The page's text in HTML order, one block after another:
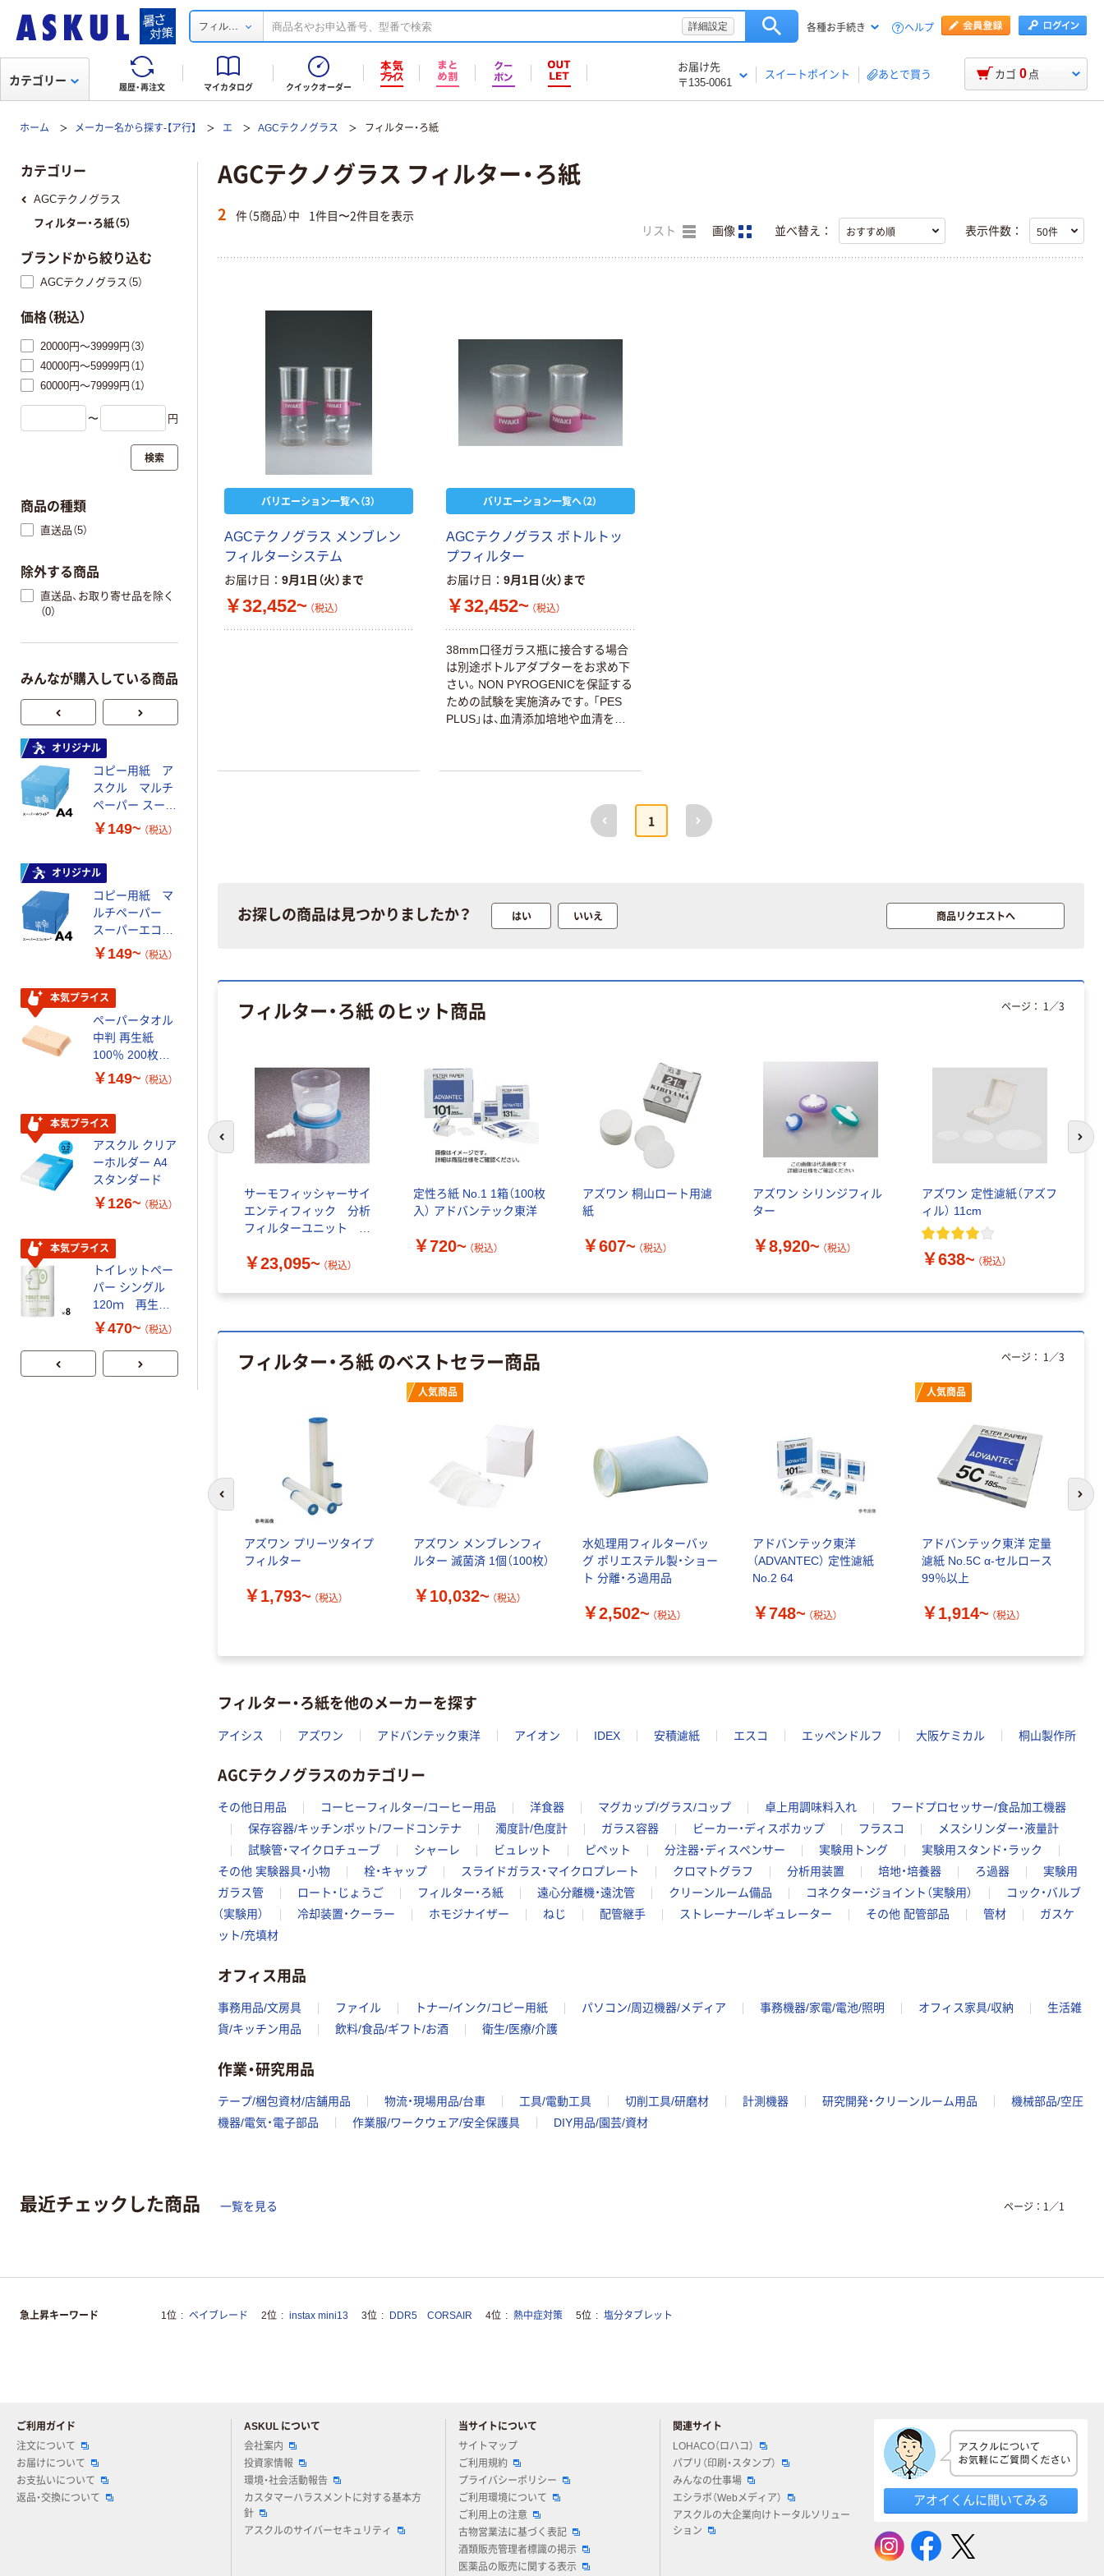
フィル... 詳細設定 各種お手続き ヘルプ
履歴・再注文 マイカタログ クイックオーダー
お届け先
〒135-0061
スイートポイント あとで買う
カテゴリー カゴ 0 点
ホーム メーカー名から探す-【ア行】 エ AGCテクノグラス フィルター・ろ紙
AGCテクノグラス フィルター・ろ紙
2 件（5商品）中 1件目〜2件目を表示
リスト 画像 並べ替え： 表示件数：
バリエーション一覧へ（3）
AGCテクノグラス メンブレン
フィルターシステム
お届け日 9月1日（火）まで
￥32,452~ （税込）
バリエーション一覧へ（2）
AGCテクノグラス ボトルトッ
プフィルター
お届け日 9月1日（火）まで
￥32,452~ （税込）
38mm口径ガラス瓶に接合する場合
は別途ボトルアダプターをお求め下
さい。NON PYROGENICを保証する
ための試験を実施済みです。「PES
PLUS」は、血清添加培地や血清を濾
PLUS（ポリエーテルスルフォン）で
0.22um。LAL testでエンドトキシン
レベルが0.5EU/mL以下を、NON
PYROGENICの製品としておりま
前へ
1
次へ
お探しの商品は見つかりましたか？ はい いいえ 商品リクエストへ
フィルター・ろ紙 のヒット商品
ク東洋_1
￥24,759~
サーモフィッシャーサイ
エンティフィック 分析
フィルターユニット 滅
￥23,095~ （税込）
定性ろ紙 No.1 1箱（100枚
入） アドバンテック東洋
￥720~ （税込）
アズワン 桐山ロート用濾
紙
￥607~ （税込）
アズワン シリンジフィル
ター
￥8,920~ （税込）
アズワン 定性濾紙（アズフ
ィル） 11cm
￥638~ （税込）
ページ： 1 ／3
前のスライドへ 次
フィルター・ろ紙 のベストセラー商品
アズワン プリーツタイプ
フィルター
￥1,793~ （税込）
人気商品
アズワン メンブレンフィ
ルター 滅菌済 1個（100枚）
￥10,032~ （税込）
水処理用フィルターバッ
グ ポリエステル製・ショー
ト 分離・ろ過用品
￥2,502~ （税込）
アドバンテック東洋
（ADVANTEC） 定性濾紙
No.2 64
￥748~ （税込）
人気商品
アドバンテック東洋 定量
濾紙 No.5C α-セルロース
99％以上
￥1,914~ （税込）
ページ： 1 ／3
前のスライドへ 次
フィルター・ろ紙を他のメーカーを探す
アイシス アズワン アドバンテック東洋 アイオン IDEX 安積濾紙 エスコ エッペンドルフ 大阪ケミカル 桐山製作所
AGCテクノグラスのカテゴリー
その他日用品 コーヒーフィルター/コーヒー用品 洋食器 マグカップ/グラス/コップ 卓上用調味料入れ
フードプロセッサー/食品加工機器
保存容器/キッチンポット/フードコンテナ
濁度計/色度計 ガラス容器 ビーカー・ディスポカップ フラスコ
メスシリンダー・液量計
試験管・マイクロチューブ
シャーレ ビュレット ピペット 分注器・ディスペンサー 実験用トング
実験用スタンド・ラック
その他 実験器具・小物
栓・キャップ スライドガラス・マイクロプレート クロマトグラフ 分析用装置 培地・培養器 ろ過器
実験用
ガラス管
ロート・じょうご フィルター・ろ紙 遠心分離機・遠沈管 クリーンルーム備品 コネクター・ジョイント（実験用）
コック・バルブ
（実験用）
冷却装置・クーラー ホモジナイザー ねじ 配管継手 ストレーナー/レギュレーター その他 配管部品 管材
ガスケ
ット/充填材
オフィス用品
事務用品/文房具 ファイル トナー/インク/コピー用紙 パソコン/周辺機器/メディア 事務機器/家電/電池/照明 オフィス家具/収納
生活雑
貨/キッチン用品
飲料/食品/ギフト/お酒 衛生/医療/介護
作業・研究用品
テープ/梱包資材/店舗用品 物流・現場用品/台車 工具/電動工具 切削工具/研磨材 計測機器 研究開発・クリーンルーム用品
機械部品/空圧
機器/電気・電子部品
作業服/ワークウェア/安全保護具 DIY用品/園芸/資材
カテゴリー
AGCテクノグラス
フィルター・ろ紙（5）
ブランドから絞り込む
AGCテクノグラス（5）
価格（税込）
20000円～39999円（3）
40000円～59999円（1）
60000円～79999円（1）
〜 円
検索
商品の種類
直送品（5）
除外する商品
直送品、お取り寄せ品を除く
（0）
みんなが購入している商品
オリジナル
コピー用紙 ア
スクル マルチ
ペーパー スーパ
ーホワイト+
￥149~ （税込）
オリジナル
コピー用紙 マ
ルチペーパー
スーパーエコノ
ミー+
￥149~ （税込）
本気プライス
ペーパータオル
中判 再生紙
100％ 200枚
FSC認証 シング
￥149~ （税込）
本気プライス
アスクル クリア
ーホルダー A4
スタンダード
￥126~ （税込）
本気プライス
トイレットペー
パー シングル
120ｍ 再生紙
100% 6ロール
芯あり FSC認
証
￥470~ （税込）
トイレットペー
小判・シングル
コピー用紙 マ
トＪ 国内生産
品
￥459~ （税込）
本気プライス
ティッシュペー
パー ボックス
スクル スマート
コンパクト ビ
ビッド PEFC認
￥328~ （税込）
嬬恋銘水 ナチュ
レス 10本
￥1,037~
アスクルオリジ
衛門 「お茶、どう
ぞ。」 緑茶
サントリー 天然
トル
￥686~
コピー用紙 ア
ペーパー スーパ
ーホワイト+
￥149~
FSC認証 シング
ル 大王製紙共同
企画 オリジナル
￥149~ （税込）
本気プライス
アスクル クリア
ーホルダー A4
￥126~
本気プライス
￥470~ （税込）
最近チェックした商品 一覧を見る ページ： 1 ／1
急上昇キーワード 1位 ベイブレード 2位 instax mini13 3位 DDR5 CORSAIR 4位 熱中症対策 5位 塩分タブレット
ご利用ガイド
注文について
お届けについて
お支払いについて
返品・交換について
ASKUL について
会社案内
投資家情報
環境・社会活動報告
カスタマーハラスメントに対する基本方
針
アスクルのサイバーセキュリティ
当サイトについて
サイトマップ
ご利用規約
プライバシーポリシー
ご利用環境について
ご利用上の注意
古物営業法に基づく表記
酒類販売管理者標識の掲示
医薬品の販売に関する表示
関連サイト
LOHACO（ロハコ）
パプリ（印刷・スタンプ）
みんなの仕事場
エシラボ（Webメディア）
アスクルの大企業向けトータルソリュー
ション
アオイくんに聞いてみる